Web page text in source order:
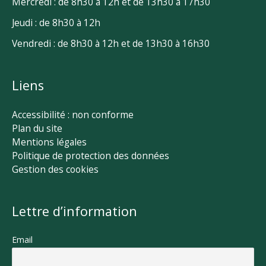
Jeudi : de 8h30 à 12h
Vendredi : de 8h30 à 12h et de 13h30 à 16h30
Liens
Accessibilité : non conforme
Plan du site
Mentions légales
Politique de protection des données
Gestion des cookies
Lettre d’information
Email